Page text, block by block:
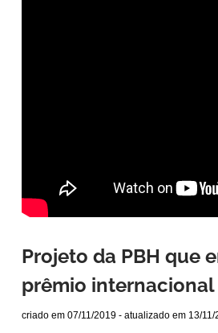
Projeto da PBH que
prêmio internacional
criado em 07/11/2019 - atualizado em 13/